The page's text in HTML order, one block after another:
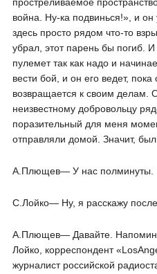
война. Ну-ка подвинься!», и он
здесь просто рядом что-то
убрал, этот парень бы погиб.
пулемет так как надо и
вести бой, и он его ведет,
возвращается к своим делам.
неизвестному добровольцу
поразительный для меня
отправляли домой. Значит, был
А.Плющев― У нас полминуты.
С.Лойко― Ну, я расскажу после.
А.Плющев― Давайте.
Лойко, корреспондент
журналист российской